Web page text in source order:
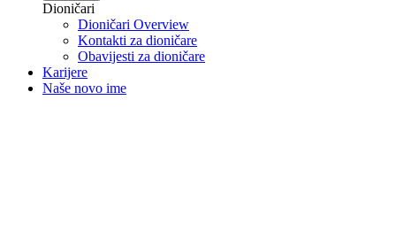
Dioničari
Dioničari Overview
Kontakti za dioničare
Obavijesti za dioničare
Karijere
Naše novo ime